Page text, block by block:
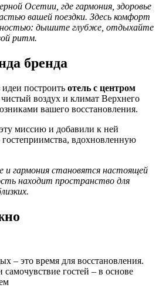
Осетии, где гармония, здоровье
вашей поездки. Здесь комфорт
дышите глубже, отдыхайте
ритм.
бренда
построить отель с центром
воздух и климат Верхнего
вашего восстановления.
миссию и добавили к ней
вдохновленную
и гармония становятся настоящей
находит пространство для
– это время для восстановления.
самочувствие гостей – в основе